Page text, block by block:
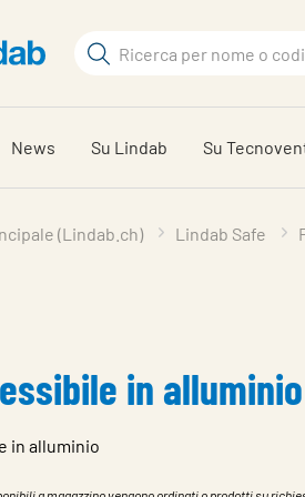
Cerca
News Su Lindab Su
(Lindab.ch) Lindab Safe
in alluminio
in alluminio